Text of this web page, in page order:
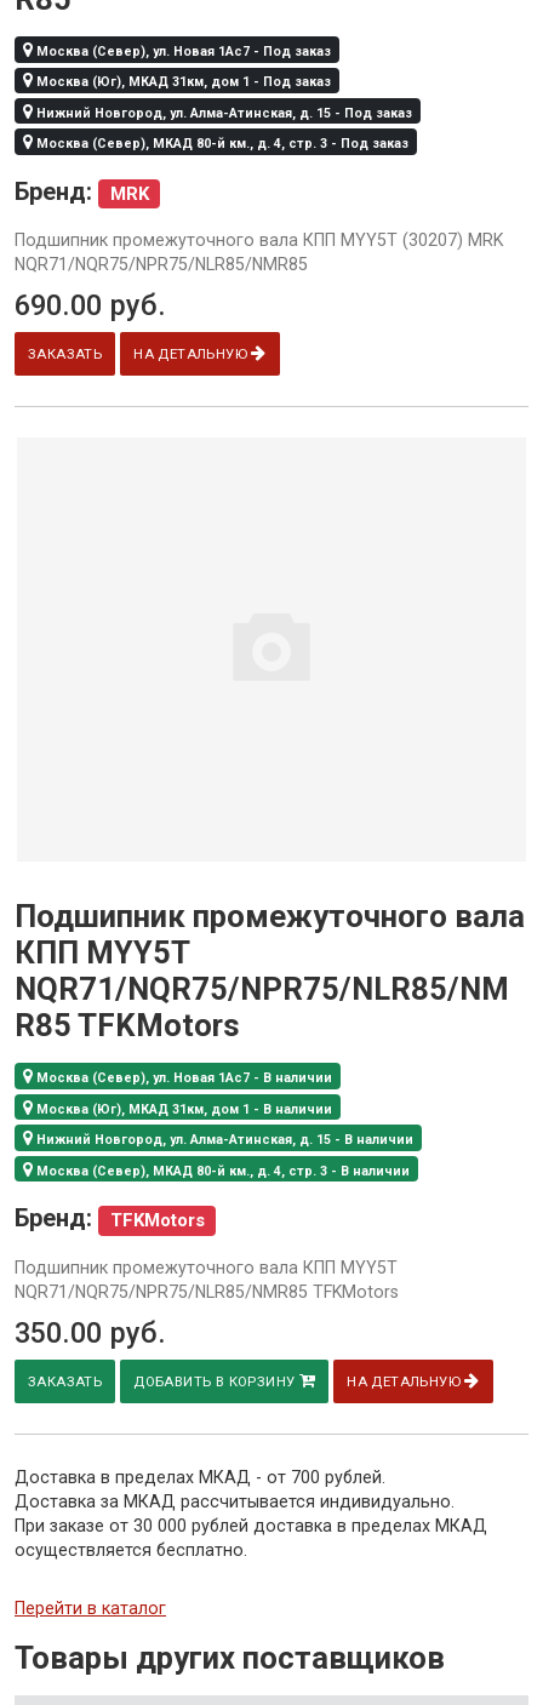
Москва (Север), ул. Новая 1Ас7 - Под заказ
Москва (Юг), МКАД 31км, дом 1 - Под заказ
Нижний Новгород, ул. Алма-Атинская, д. 15 - Под заказ
Москва (Север), МКАД 80-й км., д. 4, стр. 3 - Под заказ
Бренд: MRK
Подшипник промежуточного вала КПП MYY5T (30207) MRK
NQR71/NQR75/NPR75/NLR85/NMR85
690.00 руб.
ЗАКАЗАТЬ НА ДЕТАЛЬНУЮ
Подшипник промежуточного вала
КПП MYY5T
NQR71/NQR75/NPR75/NLR85/NM
R85 TFKMotors
Москва (Север), ул. Новая 1Ас7 - В наличии
Москва (Юг), МКАД 31км, дом 1 - В наличии
Нижний Новгород, ул. Алма-Атинская, д. 15 - В наличии
Москва (Север), МКАД 80-й км., д. 4, стр. 3 - В наличии
Бренд: TFKMotors
Подшипник промежуточного вала КПП MYY5T
NQR71/NQR75/NPR75/NLR85/NMR85 TFKMotors
350.00 руб.
ЗАКАЗАТЬ ДОБАВИТЬ В КОРЗИНУ НА ДЕТАЛЬНУЮ
Доставка в пределах МКАД - от 700 рублей.
Доставка за МКАД рассчитывается индивидуально.
При заказе от 30 000 рублей доставка в пределах МКАД
осуществляется бесплатно.
Перейти в каталог
Товары других поставщиков